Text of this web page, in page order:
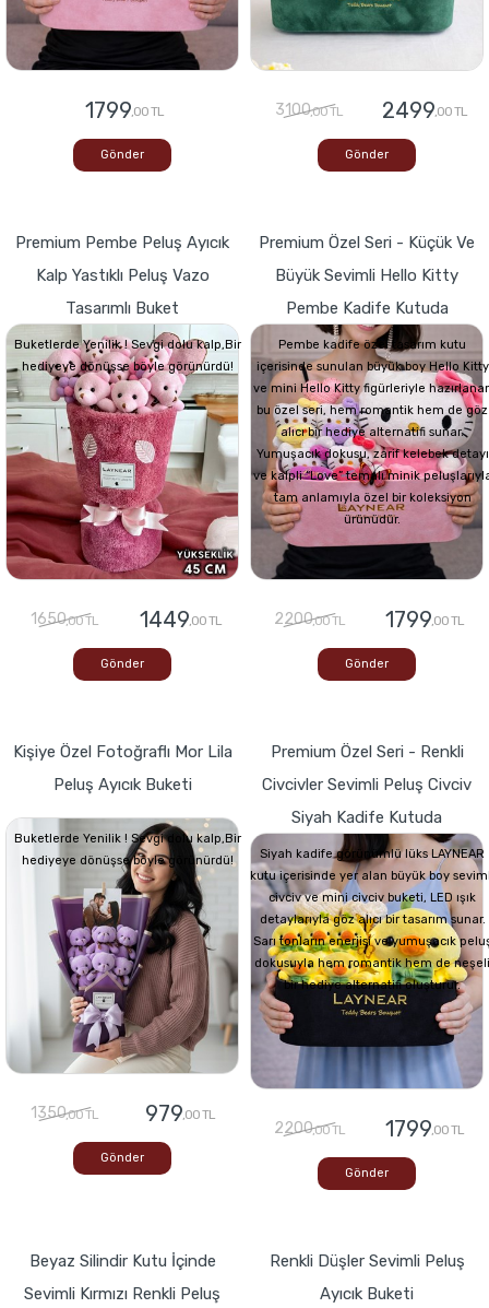
1799,00 TL
Gönder
3100,00 TL 2499,00 TL
Gönder
Premium Pembe Peluş Ayıcık
Kalp Yastıklı Peluş Vazo
Tasarımlı Buket
Buketlerde Yenilik ! Sevgi dolu kalp,Bir
hediyeye dönüşse böyle görünürdü!
1650,00 TL 1449,00 TL
Gönder
Premium Özel Seri - Küçük Ve
Büyük Sevimli Hello Kitty
Pembe Kadife Kutuda
Pembe kadife özel tasarım kutu
içerisinde sunulan büyük boy Hello Kitty
ve mini Hello Kitty figürleriyle
bu özel seri, hem romantik hem de göz
alıcı bir hediye alternatifi sunar.
Yumuşacık dokusu, zarif kelebek detayı
ve kalpli “Love” temalı minik
tam anlamıyla özel bir koleksiyon
ürünüdür.
2200,00 TL 1799,00 TL
Gönder
Kişiye Özel Fotoğraflı Mor Lila
Peluş Ayıcık Buketi
Buketlerde Yenilik ! Sevgi dolu kalp,Bir
hediyeye dönüşse böyle görünürdü!
1350,00 TL 979,00 TL
Gönder
Premium Özel Seri - Renkli
Civcivler Sevimli Peluş Civciv
Siyah Kadife Kutuda
Siyah kadife görünümlü lüks LAYNEAR
kutu içerisinde yer alan büyük boy
civciv ve mini civciv buketi, LED ışık
detaylarıyla göz alıcı bir tasarım sunar.
Sarı tonların enerjisi ve yumuşacık
dokusuyla hem romantik hem de neşeli
bir hediye alternatifi oluşturur.
2200,00 TL 1799,00 TL
Gönder
Beyaz Silindir Kutu İçinde
Sevimli Kırmızı Renkli Peluş
Renkli Düşler Sevimli Peluş
Ayıcık Buketi